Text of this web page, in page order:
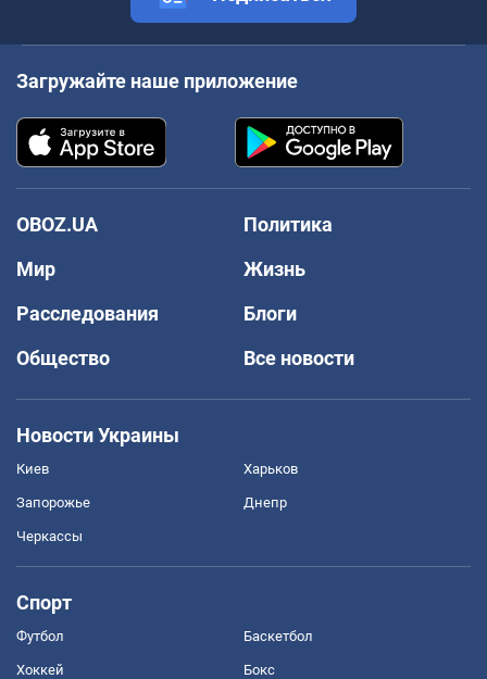
Загружайте наше приложение
OBOZ.UA
Политика
Мир
Жизнь
Расследования
Блоги
Общество
Все новости
Новости Украины
Киев Харьков
Запорожье Днепр
Черкассы
Спорт
Футбол Баскетбол
Хоккей Бокс